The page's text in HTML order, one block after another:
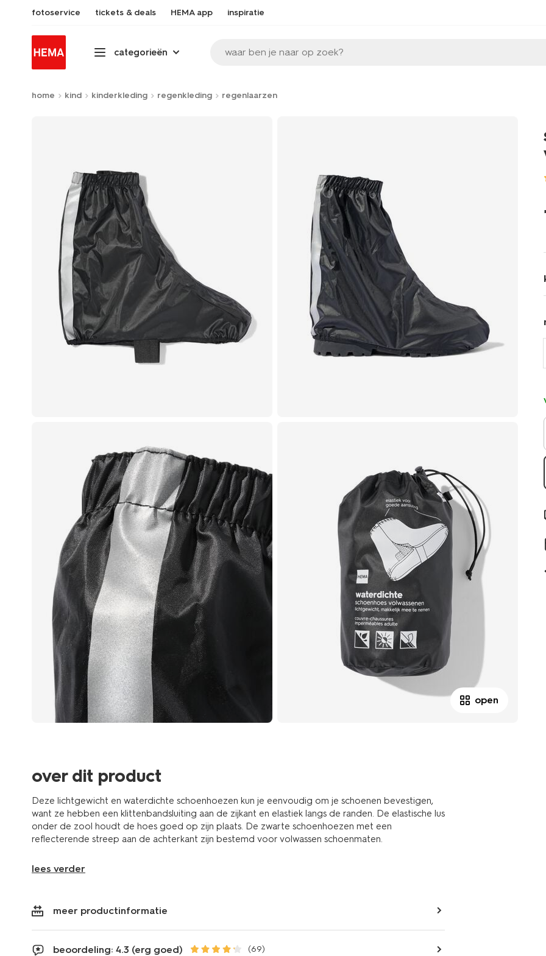
fotoservice tickets & deals HEMA app inspiratie
categorieën waar ben je naar op zoek?
home kind kinderkleding regenkleding regenlaarzen
open
over dit product
Deze lichtgewicht en waterdichte schoenhoezen kun je eenvoudig om je schoenen bevestigen,
want ze hebben een klittenbandsluiting aan de zijkant en elastiek langs de randen. De elastische lus
onder de zool houdt de hoes goed op zijn plaats. De zwarte schoenhoezen met een
reflecterende streep aan de achterkant zijn bestemd voor volwassen schoenmaten.
lees verder
meer productinformatie
beoordeling: 4.3 (erg goed) (69)